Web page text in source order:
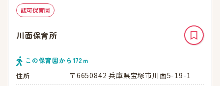
認可保育園
川面保育所
この保育園から172ｍ
住所
〒6650842 兵庫県宝塚市川面5-19-1